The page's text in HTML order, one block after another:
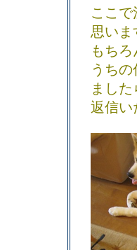
ここ
思いま
もち
うち
ました
返信い